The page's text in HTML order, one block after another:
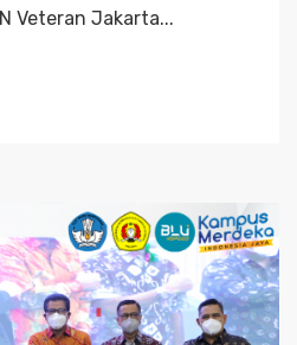
Veteran Jakarta...